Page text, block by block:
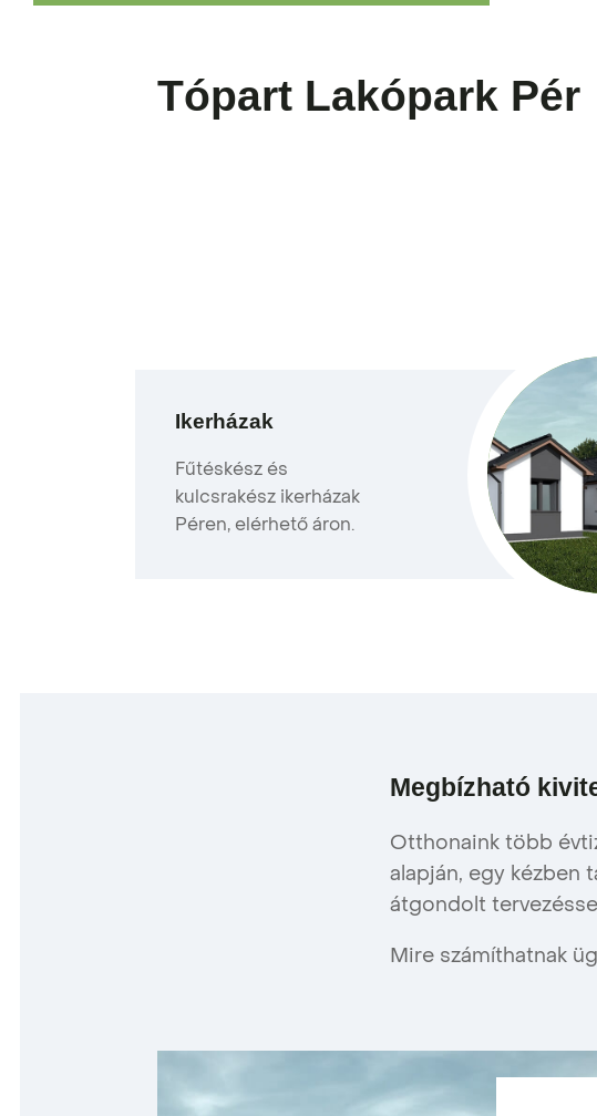
Tópart Lakópark Pér
Ikerházak
Fűtéskész és
kulcsrakész ikerházak
Péren, elérhető áron.
Megbízható
Otthonaink több
alapján, egy kézben
átgondolt
Mire számíthatnak